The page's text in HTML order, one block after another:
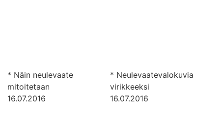
* Näin neulevaate
mitoitetaan
16.07.2016
* Neulevaatevalokuvia
virikkeeksi
16.07.2016